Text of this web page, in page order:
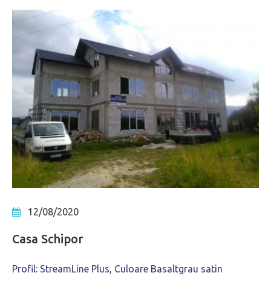
12/08/2020
Casa Schipor
Profil: StreamLine Plus, Culoare Basaltgrau satin